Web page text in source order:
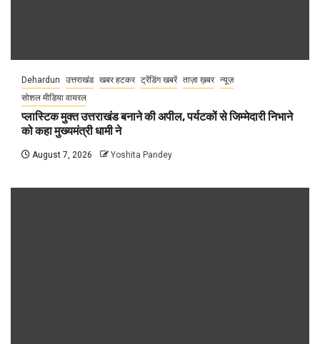
Dehardun उत्तराखंड खबर हटकर ट्रेंडिंग खबरें ताज़ा ख़बर न्यूज़
सोशल मीडिया वायरल
प्लास्टिक मुक्त उत्तराखंड बनाने की अपील, पर्यटकों से जिम्मेदारी निभाने
को कहा मुख्यमंत्री धामी ने
August 7, 2026 Yoshita Pandey